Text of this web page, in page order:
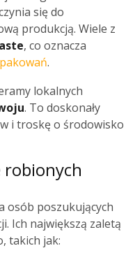
się do
produkcją. Wiele z
, co oznacza
.
lokalnych
. To doskonały
i troskę o środowisko
robionych
osób poszukujących
Ich największą zaletą
takich jak: